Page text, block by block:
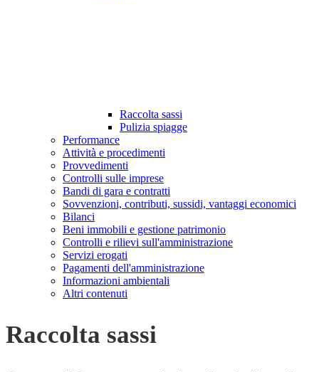
Raccolta sassi
Pulizia spiagge
Performance
Attività e procedimenti
Provvedimenti
Controlli sulle imprese
Bandi di gara e contratti
Sovvenzioni, contributi, sussidi, vantaggi economici
Bilanci
Beni immobili e gestione patrimonio
Controlli e rilievi sull'amministrazione
Servizi erogati
Pagamenti dell'amministrazione
Informazioni ambientali
Altri contenuti
Raccolta sassi